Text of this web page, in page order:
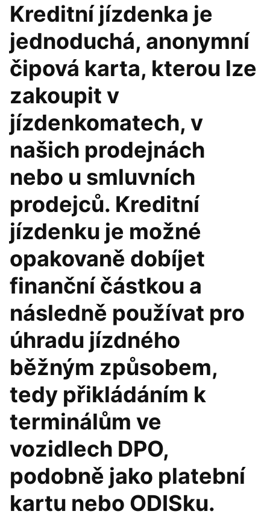
Kreditní jízdenka je
jednoduchá, anonymní
čipová karta, kterou lze
zakoupit v
jízdenkomatech, v
našich prodejnách
nebo u smluvních
prodejců. Kreditní
jízdenku je možné
opakovaně dobíjet
finanční částkou a
následně používat pro
úhradu jízdného
běžným způsobem,
tedy přikládáním k
terminálům ve
vozidlech DPO,
podobně jako platební
kartu nebo ODISku.